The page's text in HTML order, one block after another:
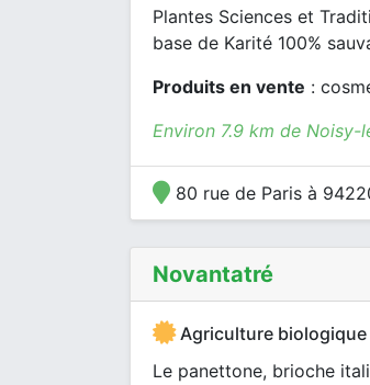
Plantes Sciences et
base de Karité 100%
Produits en vente :
Environ 7.9 km de Noisy-
80 rue de Paris à
Novantatré
Agriculture biologique
Le panettone, brioche